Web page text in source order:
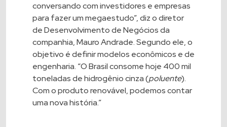
conversando com investidores e empresas
para fazer um megaestudo”, diz o diretor
de Desenvolvimento de Negócios da
companhia, Mauro Andrade. Segundo ele, o
objetivo é definir modelos econômicos e de
engenharia. “O Brasil consome hoje 400 mil
toneladas de hidrogênio cinza (poluente).
Com o produto renovável, podemos contar
uma nova história.”